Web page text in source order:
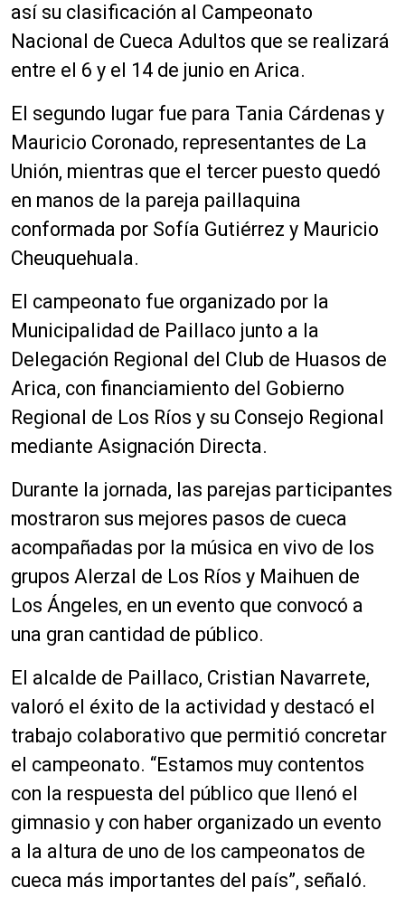
así su clasificación al Campeonato
Nacional de Cueca Adultos que se realizará
entre el 6 y el 14 de junio en Arica.
El segundo lugar fue para Tania Cárdenas y
Mauricio Coronado, representantes de La
Unión, mientras que el tercer puesto quedó
en manos de la pareja paillaquina
conformada por Sofía Gutiérrez y Mauricio
Cheuquehuala.
El campeonato fue organizado por la
Municipalidad de Paillaco junto a la
Delegación Regional del Club de Huasos de
Arica, con financiamiento del Gobierno
Regional de Los Ríos y su Consejo Regional
mediante Asignación Directa.
Durante la jornada, las parejas participantes
mostraron sus mejores pasos de cueca
acompañadas por la música en vivo de los
grupos Alerzal de Los Ríos y Maihuen de
Los Ángeles, en un evento que convocó a
una gran cantidad de público.
El alcalde de Paillaco, Cristian Navarrete,
valoró el éxito de la actividad y destacó el
trabajo colaborativo que permitió concretar
el campeonato. “Estamos muy contentos
con la respuesta del público que llenó el
gimnasio y con haber organizado un evento
a la altura de uno de los campeonatos de
cueca más importantes del país”, señaló.